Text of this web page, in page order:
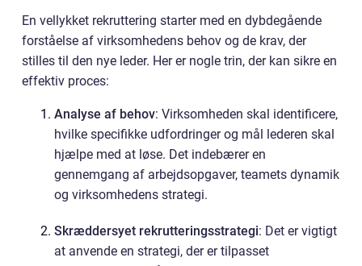
En vellykket rekruttering starter med en dybdegående
forståelse af virksomhedens behov og de krav, der
stilles til den nye leder. Her er nogle trin, der kan sikre en
effektiv proces:
Analyse af behov: Virksomheden skal identificere,
hvilke specifikke udfordringer og mål lederen skal
hjælpe med at løse. Det indebærer en
gennemgang af arbejdsopgaver, teamets dynamik
og virksomhedens strategi.
Skræddersyet rekrutteringsstrategi: Det er vigtigt
at anvende en strategi, der er tilpasset